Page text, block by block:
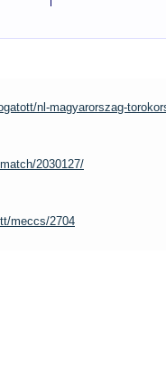
nl-magyarorszag-
2030127/
meccs/2704